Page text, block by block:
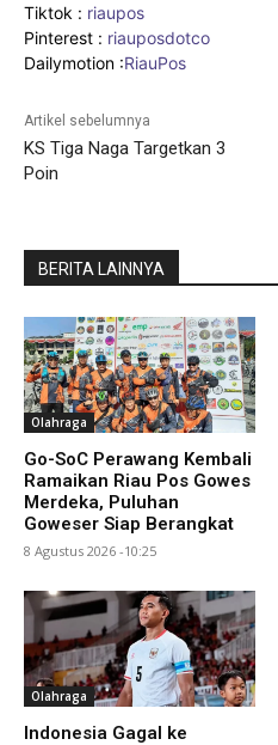
Tiktok : riaupos
Pinterest : riauposdotco
Dailymotion :RiauPos
Artikel sebelumnya
KS Tiga Naga Targetkan 3
Poin
BERITA LAINNYA
Olahraga
Go-SoC Perawang Kembali
Ramaikan Riau Pos Gowes
Merdeka, Puluhan
Goweser Siap Berangkat
8 Agustus 2026 -10:25
Olahraga
Indonesia Gagal ke